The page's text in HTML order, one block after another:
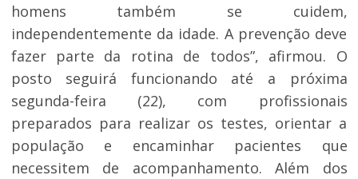
homens também se cuidem,
independentemente da idade. A prevenção deve
fazer parte da rotina de todos”, afirmou. O
posto seguirá funcionando até a próxima
segunda-feira (22), com profissionais
preparados para realizar os testes, orientar a
população e encaminhar pacientes que
necessitem de acompanhamento. Além dos